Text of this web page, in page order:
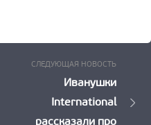
СЛЕДУЮЩАЯ НОВОСТЬ
Иванушки
International
рассказали про